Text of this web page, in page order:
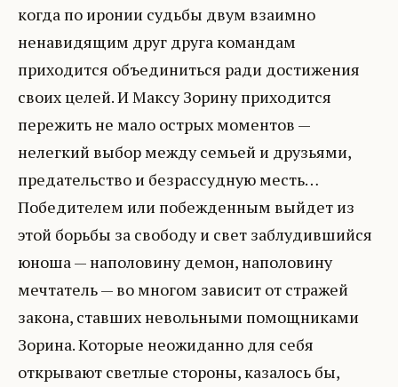
когда по иронии судьбы двум взаимно
ненавидящим друг друга командам
приходится объединиться ради достижения
своих целей. И Максу Зорину приходится
пережить не мало острых моментов —
нелегкий выбор между семьей и друзьями,
предательство и безрассудную месть…
Победителем или побежденным выйдет из
этой борьбы за свободу и свет заблудившийся
юноша — наполовину демон, наполовину
мечтатель — во многом зависит от стражей
закона, ставших невольными помощниками
Зорина. Которые неожиданно для себя
открывают светлые стороны, казалось бы,